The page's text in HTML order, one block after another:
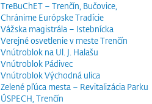
TreBuChET – Trenčín, Bučovice,
Chránime Európske Tradície
Vážska magistrála – Istebnícka
Verejné osvetlenie v meste Trenčín
Vnútroblok na Ul. J. Halašu
Vnútroblok Pádivec
Vnútroblok Východná ulica
Zelené pľúca mesta – Revitalizácia Parku
ÚSPECH, Trenčín